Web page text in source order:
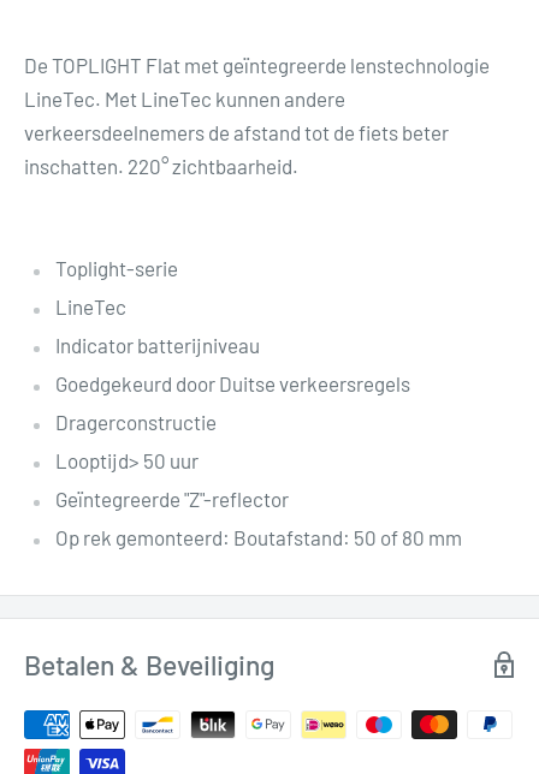
De TOPLIGHT Flat met geïntegreerde lenstechnologie
LineTec. Met LineTec kunnen andere
verkeersdeelnemers de afstand tot de fiets beter
inschatten. 220° zichtbaarheid.
Toplight-serie
LineTec
Indicator batterijniveau
Goedgekeurd door Duitse verkeersregels
Dragerconstructie
Looptijd> 50 uur
Geïntegreerde "Z"-reflector
Op rek gemonteerd: Boutafstand: 50 of 80 mm
Betalen & Beveiliging